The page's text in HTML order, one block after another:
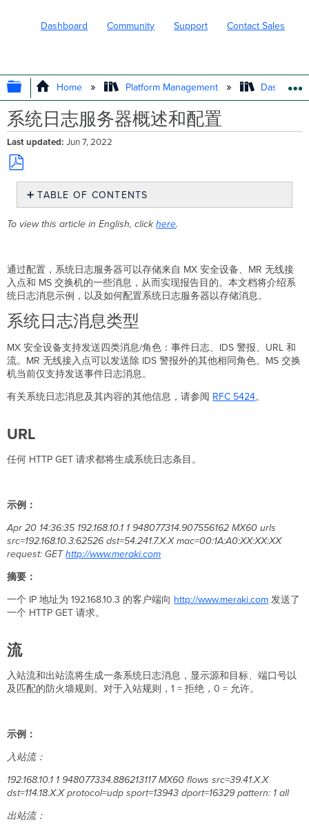
Dashboard Community Support Contact Sales
EXPAND/COLLAPSE GLOBAL
Home Platform Management
系统日志服务器概述和配置
Last updated Jun 7, 2022
Save
PDF
TABLE OF CONTENTS
统
消
息
类
URL
流
设
备/
交
换
件
Marshal
事
件
系
统
器
配
板
其
他
意
To view this article in English, clickhere.
通过配置，系统日志服务器可以存储来自 MX 安全设备、MR 无线接
入点和 MS 交换机的一些消息，从而实现报告目的。本文档将介绍系
统日志消息示例，以及如何配置系统日志服务器以存储消息。
系统日志消息类型
MX 安全设备支持发送四类消息/角色：事件日志、IDS 警报、URL 和
流。MR 无线接入点可以发送除 IDS 警报外的其他相同角色。MS 交换
机当前仅支持发送事件日志消息。
有关系统日志消息及其内容的其他信息，请参阅 RFC 5424。
URL
任何 HTTP GET 请求都将生成系统日志条目。
示例：
Apr 20 14:36:35 192.168.10.1 1 948077314.907556162 MX60 urls
src=192.168.10.3:62526 dst=54.241.7.X.X mac=00:1A:A0:XX:XX:XX
request: GEThttp://www.meraki.com
摘要：
一个 IP 地址为 192.168.10.3 的客户端向 http://www.meraki.com 发送了
一个 HTTP GET 请求。
流
入站流和出站流将生成一条系统日志消息，显示源和目标、端口号以
及匹配的防火墙规则。对于入站规则，1 = 拒绝，0 = 允许。
示例：
入站流：
192.168.10.1 1 948077334.886213117 MX60 flows src=39.41.X.X
dst=114.18.X.X protocol=udp sport=13943 dport=16329 pattern: 1 all
出站流：